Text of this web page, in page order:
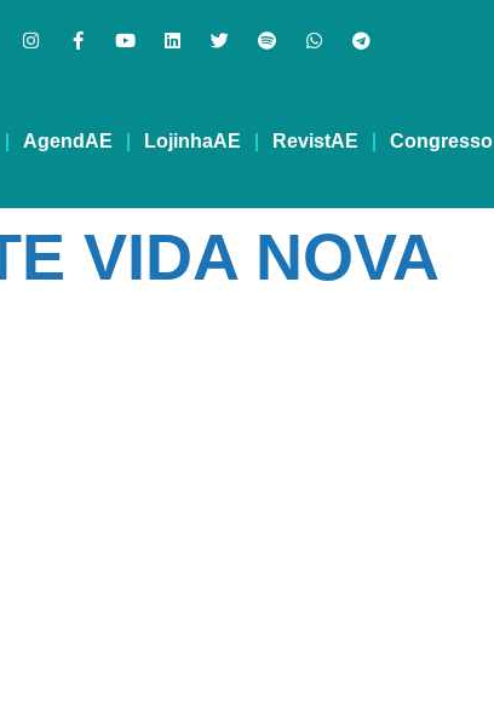
AgendAE LojinhaAE RevistAE Congresso
VIDA NOVA